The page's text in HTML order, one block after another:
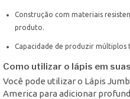
Construção com materiais
produto.
Capacidade de produzir múltiplos
Como utilizar o lápis em
Você pode utilizar o Lápis
America para adicionar